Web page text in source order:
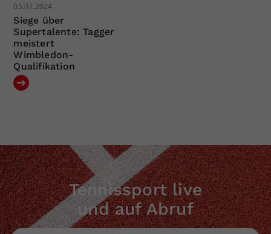
05.07.2024
Siege über
Supertalente: Tagger
meistert
Wimbledon-
Qualifikation
Tennissport live
und auf Abruf